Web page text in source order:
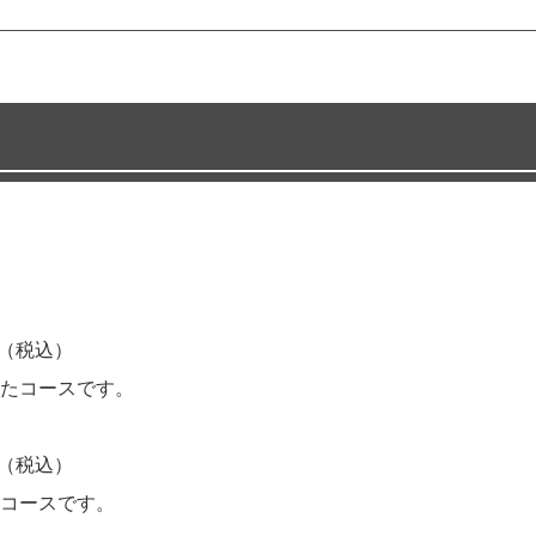
込）
コースです。
込）
ースです。